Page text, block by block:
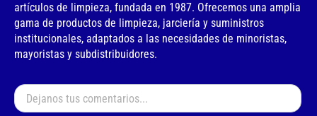
artículos de limpieza, fundada en 1987. Ofrecemos una amplia
gama de productos de limpieza, jarciería y suministros
institucionales, adaptados a las necesidades de minoristas,
mayoristas y subdistribuidores.